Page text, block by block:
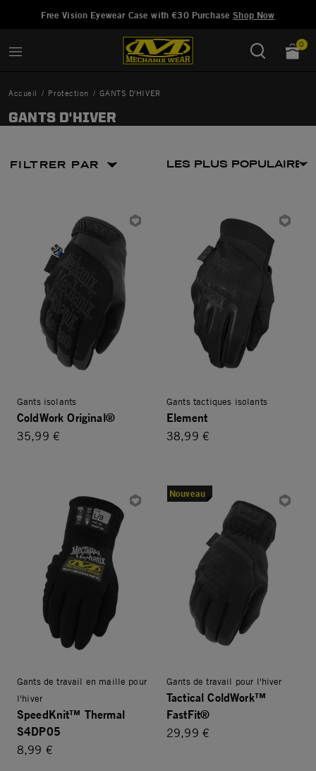
Free Vision Eyewear Case with €30 PurchaseShop Now
0
Accueil Protection GANTS D'HIVER
GANTS D'HIVER
FILTRER PAR
Gants isolants
ColdWork Original®
35,99 €
Gants tactiques isolants
Element
38,99 €
Gants de travail en maille pour
l'hiver
SpeedKnit™ Thermal
S4DP05
8,99 €
Nouveau
Gants de travail pour l'hiver
Tactical ColdWork™
FastFit®
29,99 €
Ajouté à Gérer la liste d'envies